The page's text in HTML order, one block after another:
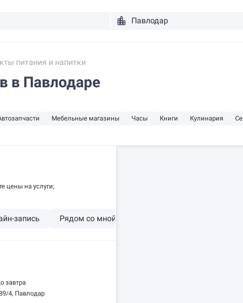
питания и напитки
в Павлодаре
Мебельные магазины Часы Книги Кулинария
цены на услуги;
запись Рядом со мной
завтра
4, Павлодар